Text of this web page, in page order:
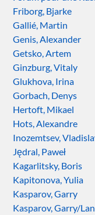
Friborg, Bjarke
Gallié, Martin
Genis, Alexander
Getsko, Artem
Ginzburg, Vitaly
Glukhova, Irina
Gorbach, Denys
Hertoft, Mikael
Hots, Alexandre
Inozemtsev,
Jędral, Paweł
Kagarlitsky, Boris
Kapitonova, Yulia
Kasparov, Garry
Kasparov, Garry/